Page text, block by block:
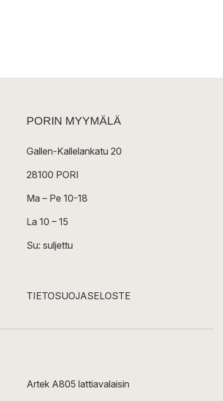
PORIN MYYMÄLÄ
Gallen-Kallelankatu 20
28100 PORI
Ma – Pe 10-18
La 10 – 15
Su: suljettu
TIETOSUOJASELOSTE
Artek A805 lattiavalaisin